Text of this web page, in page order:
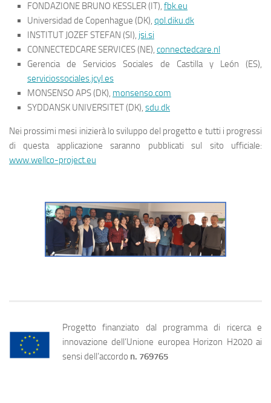
FONDAZIONE BRUNO KESSLER (IT), fbk.eu
Universidad de Copenhague (DK), qol.diku.dk
INSTITUT JOZEF STEFAN (SI), jsi.si
CONNECTEDCARE SERVICES (NE), connectedcare.nl
Gerencia de Servicios Sociales de Castilla y León (ES),
serviciossociales.jcyl.es
MONSENSO APS (DK), monsenso.com
SYDDANSK UNIVERSITET (DK), sdu.dk
Nei prossimi mesi inizierà lo sviluppo del progetto e tutti i progressi
di questa applicazione saranno pubblicati sul sito ufficiale:
www.wellco-project.eu
Progetto finanziato dal programma di ricerca e
innovazione dell’Unione europea Horizon H2020 ai
sensi dell’accordo n. 769765